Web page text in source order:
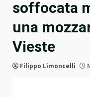
soffocata
una
Vieste
Filippo Limoncelli